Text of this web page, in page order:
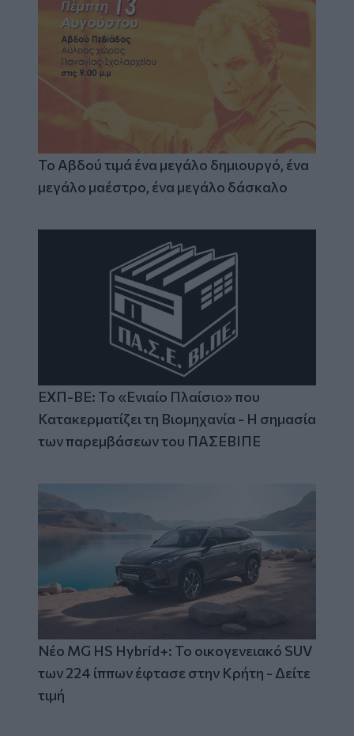
Το Αβδού τιμά ένα μεγάλο δημιουργό, ένα
μεγάλο μαέστρο, ένα μεγάλο δάσκαλο
ΕΧΠ-ΒΕ: Το «Ενιαίο Πλαίσιο» που
Κατακερματίζει τη Βιομηχανία - Η σημασία
των παρεμβάσεων του ΠΑΣΕΒΙΠΕ
Νέο MG HS Hybrid+: Το οικογενειακό SUV
των 224 ίππων έφτασε στην Κρήτη - Δείτε
τιμή